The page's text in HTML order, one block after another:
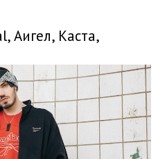
Аигел, Каста,